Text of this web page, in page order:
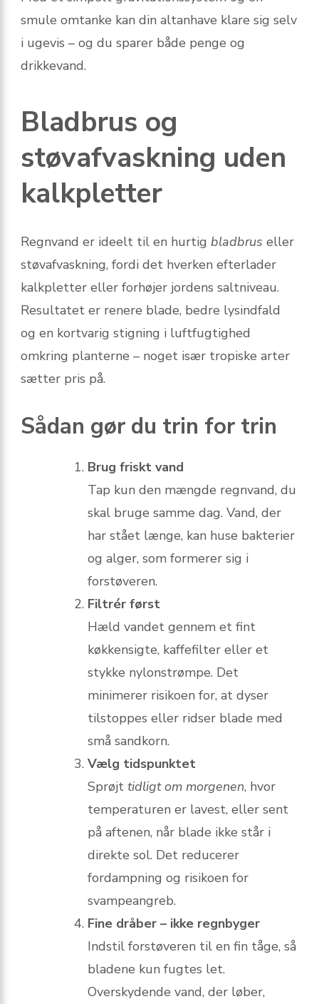
smule omtanke kan din altanhave klare sig selv
i ugevis – og du sparer både penge og
drikkevand.
Bladbrus og
støvafvaskning uden
kalkpletter
Regnvand er ideelt til en hurtig bladbrus eller
støvafvaskning, fordi det hverken efterlader
kalkpletter eller forhøjer jordens saltniveau.
Resultatet er renere blade, bedre lysindfald
og en kortvarig stigning i luftfugtighed
omkring planterne – noget især tropiske arter
sætter pris på.
Sådan gør du trin for trin
Brug friskt vand
Tap kun den mængde regnvand, du
skal bruge samme dag. Vand, der
har stået længe, kan huse bakterier
og alger, som formerer sig i
forstøveren.
Filtrér først
Hæld vandet gennem et fint
køkkensigte, kaffefilter eller et
stykke nylonstrømpe. Det
minimerer risikoen for, at dyser
tilstoppes eller ridser blade med
små sandkorn.
Vælg tidspunktet
Sprøjt tidligt om morgenen, hvor
temperaturen er lavest, eller sent
på aftenen, når blade ikke står i
direkte sol. Det reducerer
fordampning og risikoen for
svampeangreb.
Fine dråber – ikke regnbyger
Indstil forstøveren til en fin tåge, så
bladene kun fugtes let.
Overskydende vand, der løber,